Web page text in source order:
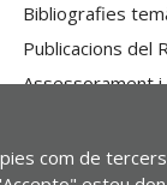
Bibliografies
Publicacions del
Assessorament
com de